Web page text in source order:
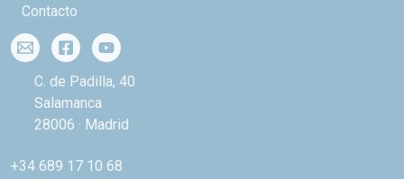
Contacto
C. de Padilla, 40
Salamanca
28006 · Madrid
+34 689 17 10 68